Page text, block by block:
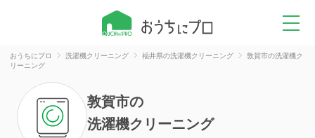
おうちにプロ 洗濯機クリーニング 福井県の洗濯機クリーニング
敦賀市の洗濯機ク
リーニング
敦賀市の
洗濯機クリーニング